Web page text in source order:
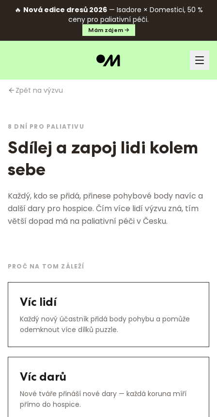
🔥 Nová edice dresů 2026— Isadore × Domestici, 50 %
ceny pro paliativní péči.
Mám zájem →
Zpět na výzvu
8 DNÍ PRO PALIATIVU
Sdílej a zapoj lidi kolem
sebe
Každý, kdo se přidá, přinese pohybové body navíc a
další dary pro hospice. Čím více lidí výzvu zná, tím
větší dopad má na paliativní péči v Česku.
PROČ NA TOM ZÁLEŽÍ
Víc lidí
Každý nový účastník přidá body pohybu a pomůže
odemknout více dílků puzzle.
Víc darů
Nové tváře přináší nové dary — každá koruna míří
přímo do hospice.